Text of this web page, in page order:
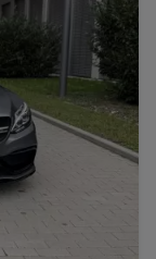
Jaguar
Dodge